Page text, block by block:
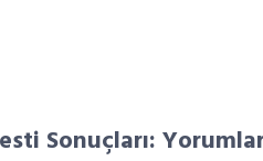
Sonuçları: